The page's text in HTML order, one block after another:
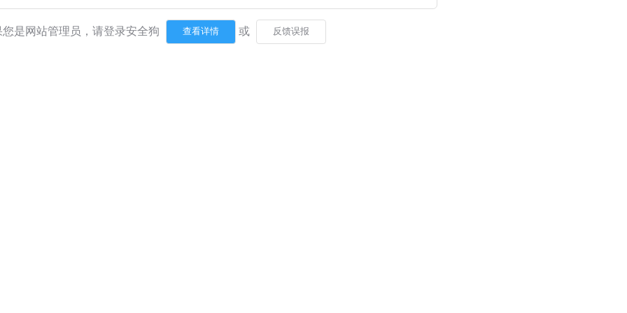
您是网站管理员，请登录安全狗 或